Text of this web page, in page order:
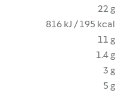
22 g
816 kJ / 195 kcal
11 g
1.4 g
3 g
5 g